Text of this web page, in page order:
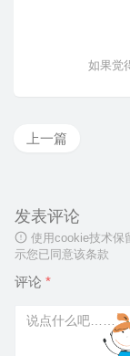
如果觉
上一篇
发表评论
使用cookie技术保
示您已同意该条款
评论 *